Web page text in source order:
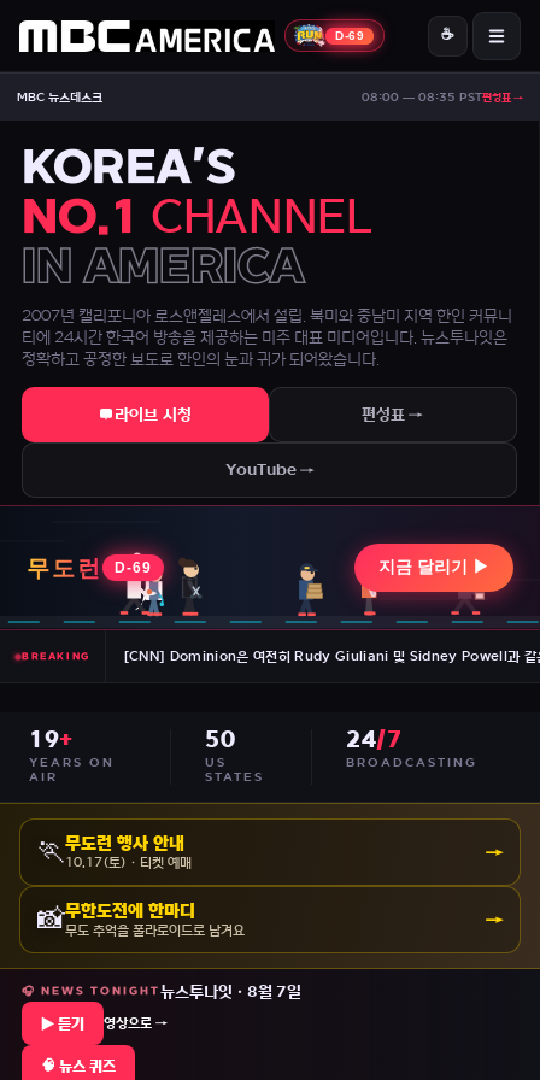
D-69 ☕
KOREA'S
NO.1 CHANNEL
IN AMERICA
2007년 캘리포니아 로스앤젤레스에서 설립. 북미와 중남미 지역 한인 커뮤니
티에 24시간 한국어 방송을 제공하는 미주 대표 미디어입니다. 뉴스투나잇은
정확하고 공정한 보도로 한인의 눈과 귀가 되어왔습니다.
라이브 시청 편성표 →
YouTube →
MBC America
ON AIR — LIVE
15:01
MBC 뉴스데스크 08:00 — 08:35 PST편성표 →
BREAKING
[NYT] 이스라엘, 트럼프의 하마스 무장해제 15개항 계획 거부
[NPR] 후버의 유령에 사로잡힌 트럼프, 이란에서 최종 게임 모색
[NYT] 상원, 현실을 직시하고 트럼프 투표 법안 취소
[CNN] Dominion은 여전히 ​​Rudy Giuliani 및 Sidney Powell과 같은
[NYT] 헤즈볼라의 재정에 대한 전쟁 내부
[NYT] 이스라엘, 트럼프의 하마스 무장해제 15개항 계획 거부
[NPR] 후버의 유령에 사로잡힌 트럼프, 이란에서 최종 게임 모색
[NYT] 상원, 현실을 직시하고 트럼프 투표 법안 취소
[NYT] Trump Crypto는 위험 신호를 가진 사업가로부터 1억 달러를 가
19+
YEARS ON
AIR
50
US
STATES
24/7
BROADCASTING
🏃무도런 행사 안내
10.17(토) · 티켓 예매 →
📸무한도전에 한마디
무도 추억을 폴라로이드로 남겨요 →
🎧 NEWS TONIGHT 뉴스투나잇 · 8월 7일
▶ 듣기 영상으로 →
🧠 뉴스 퀴즈